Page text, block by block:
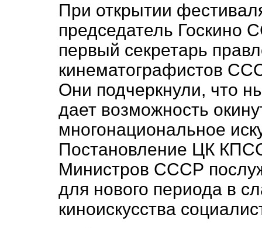
При открытии
председатель
первый секретарь
кинематографистов
Они подчеркнули, что
дает возможность
многонациональное
Постановление ЦК
Министров СССР
для нового периода в
киноискусства